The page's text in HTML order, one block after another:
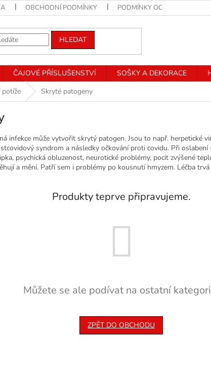
OBCHODNÍ PODMÍNKY PODMÍNKY OCHRANY
HLEDAT
ČAJOVÉ PŘÍSLUŠENSTVÍ SOŠKY A DEKORACE
Skryté patogeny
infekce může vytvořit skrytý patogen. Jsou to např. herpetické
syndrom a následky očkování proti covidu. Při oslabení
psychická obluzenost, neurotické problémy, pocit zvýšené
a mění. Patří sem i problémy po kousnutí hmyzem. Léčba trvá
Produkty teprve připravujeme.
Můžete se ale podívat na ostatní
ZPĚT DO OBCHODU